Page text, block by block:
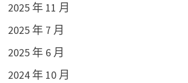
2025 年 11 月
2025 年 7 月
2025 年 6 月
2024 年 10 月